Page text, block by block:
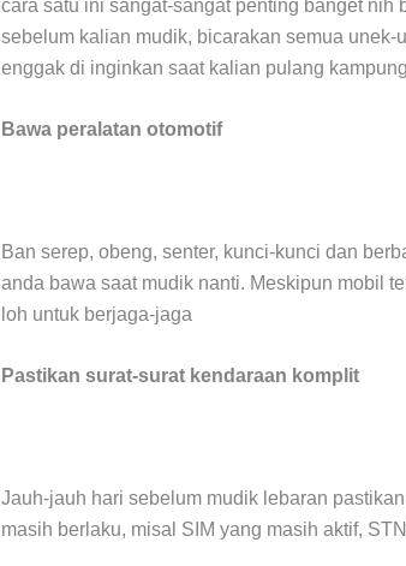
cara satu ini sangat-sangat penting banget
sebelum kalian mudik, bicarakan semua
enggak di inginkan saat kalian pulang kampung
Bawa peralatan otomotif
Ban serep, obeng, senter, kunci-kunci dan
anda bawa saat mudik nanti. Meskipun mobil
loh untuk berjaga-jaga
Pastikan surat-surat kendaraan komplit
Jauh-jauh hari sebelum mudik lebaran
masih berlaku, misal SIM yang masih aktif,